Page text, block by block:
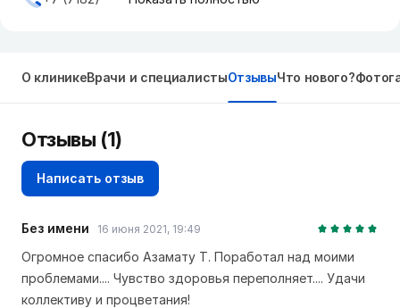
О клиникеВрачи и специалистыОтзывыЧто нового?
Отзывы (1)
Написать отзыв
Без имени 16 июня 2021, 19:49
Огромное спасибо Азамату Т. Поработал над моими
проблемами.... Чувство здоровья переполняет.... Удачи
коллективу и процветания!